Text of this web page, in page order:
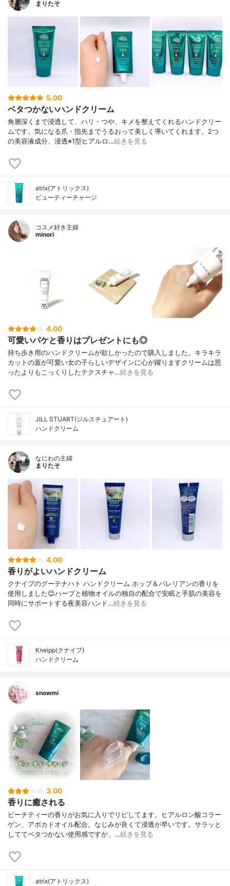
まりたそ
5.00
ベタつかないハンドクリーム
角層深くまで浸透して、ハリ・つや、キメを整えてくれるハンドクリー
ムです。気になる爪・指先までうるおって美しく導いてくれます。2つ
の美容液成分、浸透※1型ヒアルロ…続きを見る
atrix(アトリックス)
ビューティーチャージ
コスメ好き主婦
minori
4.00
可愛いパケと香りはプレゼントにも◎
持ち歩き用のハンドクリームが欲しかったので購入しました。キラキラ
カットの蓋が可愛い女の子らしいデザインに心が躍りますクリームは思
ったよりもこっくりしたテクスチャ…続きを見る
JILL STUART(ジルスチュアート)
ハンドクリーム
なにわの主婦
まりたそ
4.00
香りがよいハンドクリーム
クナイプのグーテナハト ハンドクリーム ホップ＆バレリアンの香りを
使用しました😊ハーブと植物オイルの独自の配合で安眠と手肌の美容を
同時にサポートする夜美容ハンド…続きを見る
Kneipp(クナイプ)
ハンドクリーム
snowmi
3.00
香りに癒される
ピーチティーの香りがお気に入りでリピしてます。ヒアルロン酸コラー
ゲン、アボカドオイル配合。なじみが良くて浸透が早いです。サラッと
しててベタつかない使用感ですが、…続きを見る
atrix(アトリックス)